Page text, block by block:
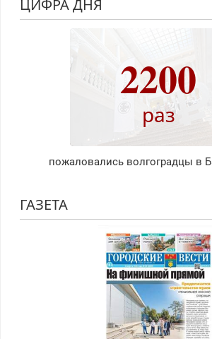
ЦИФРА ДНЯ
2200
раз
пожаловались волгоградцы в
ГАЗЕТА